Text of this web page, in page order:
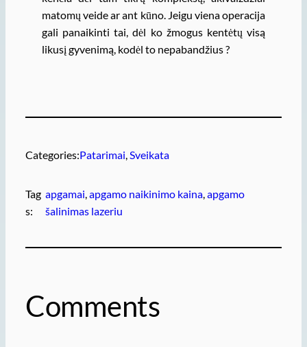
matomų veide ar ant kūno. Jeigu viena operacija
gali panaikinti tai, dėl ko žmogus kentėtų visą
likusį gyvenimą, kodėl to nepabandžius ?
Categories:Patarimai Sveikata
Tag
s:
apgamai, apgamo naikinimo kaina, apgamo
šalinimas lazeriu
Comments